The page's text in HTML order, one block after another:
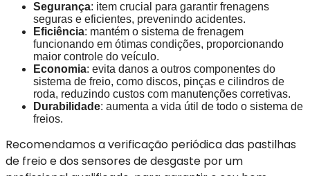
Segurança: item crucial para garantir frenagens
seguras e eficientes, prevenindo acidentes.
Eficiência: mantém o sistema de frenagem
funcionando em ótimas condições, proporcionando
maior controle do veículo.
Economia: evita danos a outros componentes do
sistema de freio, como discos, pinças e cilindros de
roda, reduzindo custos com manutenções corretivas.
Durabilidade: aumenta a vida útil de todo o sistema de
freios.
Recomendamos a verificação periódica das pastilhas
de freio e dos sensores de desgaste por um